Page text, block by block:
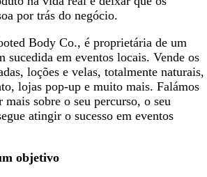
por trás do negócio.
Body Co., é proprietária de um
sucedida em eventos locais. Vende os
loções e velas, totalmente naturais,
lojas pop-up e muito mais. Falámos
sobre o seu percurso, o seu
atingir o sucesso em eventos
objetivo